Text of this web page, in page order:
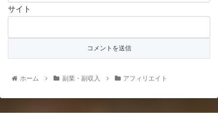
サイト
ホーム 副業・副収入 アフィリエイト